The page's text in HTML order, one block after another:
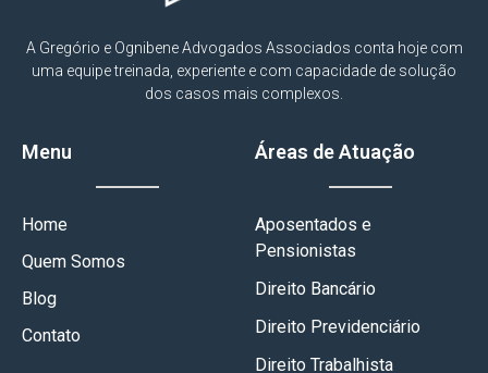
A Gregório e Ognibene Advogados Associados conta hoje com
uma equipe treinada, experiente e com capacidade de solução
dos casos mais complexos.
Menu
Home
Quem Somos
Blog
Contato
Áreas de Atuação
Aposentados e
Pensionistas
Direito Bancário
Direito Previdenciário
Direito Trabalhista